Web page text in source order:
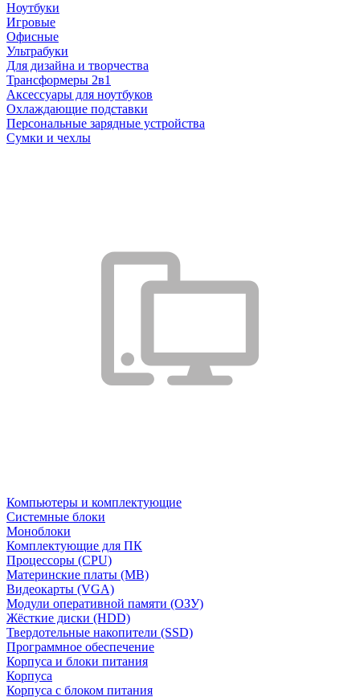
Ноутбуки
Игровые
Офисные
Ультрабуки
Для дизайна и творчества
Трансформеры 2в1
Аксессуары для ноутбуков
Охлаждающие подставки
Персональные зарядные устройства
Сумки и чехлы
Компьютеры и комплектующие
Системные блоки
Моноблоки
Комплектующие для ПК
Процессоры (CPU)
Материнские платы (MB)
Видеокарты (VGA)
Модули оперативной памяти (ОЗУ)
Жёсткие диски (HDD)
Твердотельные накопители (SSD)
Программное обеспечение
Корпуса и блоки питания
Корпуса
Корпуса с блоком питания